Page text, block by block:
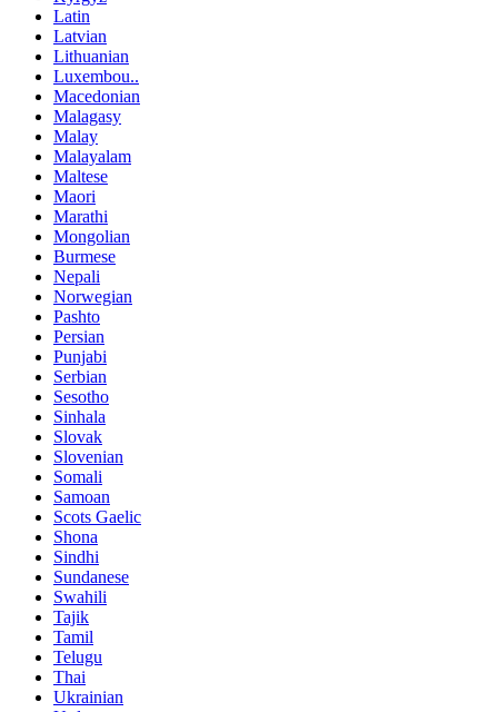
Latin
Latvian
Lithuanian
Luxembou..
Macedonian
Malagasy
Malay
Malayalam
Maltese
Maori
Marathi
Mongolian
Burmese
Nepali
Norwegian
Pashto
Persian
Punjabi
Serbian
Sesotho
Sinhala
Slovak
Slovenian
Somali
Samoan
Scots Gaelic
Shona
Sindhi
Sundanese
Swahili
Tajik
Tamil
Telugu
Thai
Ukrainian